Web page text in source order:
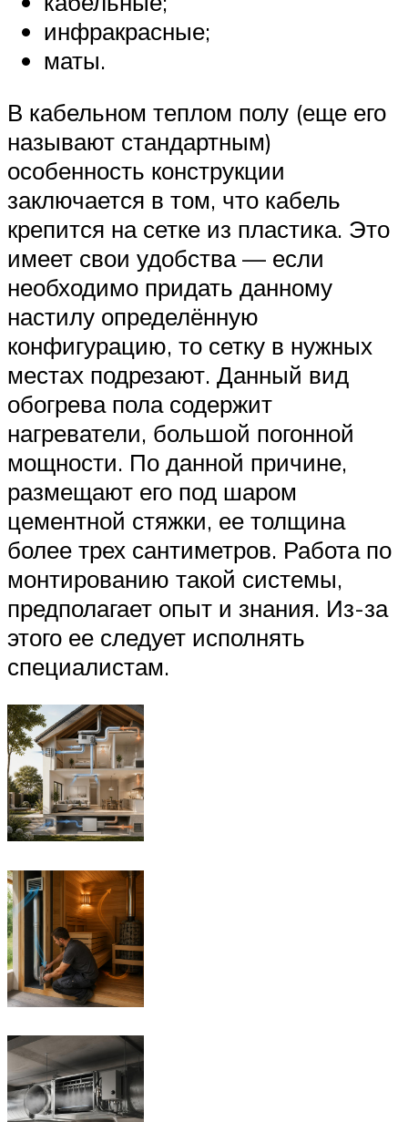
инфракрасные;
маты.
В кабельном теплом полу (еще его
называют стандартным)
особенность конструкции
заключается в том, что кабель
крепится на сетке из пластика. Это
имеет свои удобства — если
необходимо придать данному
настилу определённую
конфигурацию, то сетку в нужных
местах подрезают. Данный вид
обогрева пола содержит
нагреватели, большой погонной
мощности. По данной причине,
размещают его под шаром
цементной стяжки, ее толщина
более трех сантиметров. Работа по
монтированию такой системы,
предполагает опыт и знания. Из-за
этого ее следует исполнять
специалистам.